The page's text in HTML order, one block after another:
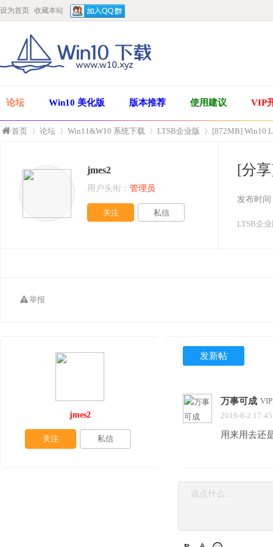
设为首页 收藏本站
论坛 Win10 美化版 版本推荐 使用建议 VIP
首页
»
论坛 Win11&W10 系统下载
›
LTSB企业版 [872MB] Win10
[分
发布时间
LTSB企
jmes2
用户头衔： 管理员
关注 私信
举报
发新帖
万事可成
2019-8-2
用来用去还
jmes2
关注 私信